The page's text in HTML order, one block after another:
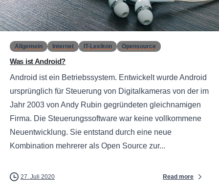
0
Allgemein Internet IT-Lexikon Opensource
Was ist Android?
Android ist ein Betriebssystem. Entwickelt wurde Android
ursprünglich für Steuerung von Digitalkameras von der im
Jahr 2003 von Andy Rubin gegründeten gleichnamigen
Firma. Die Steuerungssoftware war keine vollkommene
Neuentwicklung. Sie entstand durch eine neue
Kombination mehrerer als Open Source zur...
27. Juli 2020 Read more